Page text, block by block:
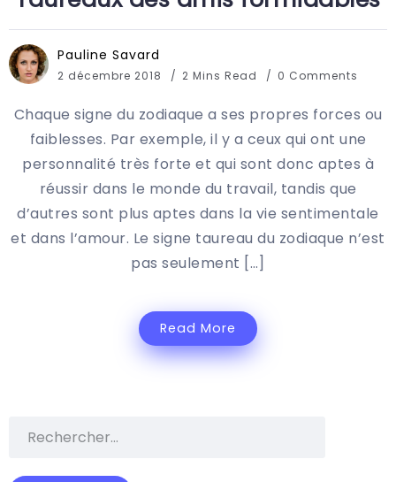
Pauline Savard
2 décembre 2018 2 Mins Read 0 Comments
Chaque signe du zodiaque a ses propres forces ou
faiblesses. Par exemple, il y a ceux qui ont une
personnalité très forte et qui sont donc aptes à
réussir dans le monde du travail, tandis que
d’autres sont plus aptes dans la vie sentimentale
et dans l’amour. Le signe taureau du zodiaque n’est
pas seulement […]
Read More